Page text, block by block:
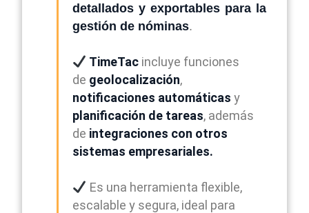
detallados y exportables para la
gestión de nóminas.
TimeTacincluye funciones
de geolocalización,
notificaciones automáticas y
planificación de tareas, además
de integraciones con otros
sistemas empresariales.
Es una herramienta flexible,
escalable y segura, ideal para